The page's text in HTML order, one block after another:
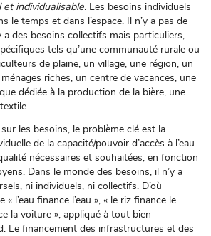
et individualisable. Les besoins individuels
le temps et dans l’espace. Il n’y a pas de
a des besoins collectifs mais particuliers,
tels qu’une communauté rurale ou
de plaine, un village, une région, un
riches, un centre de vacances, une
dédiée à la production de la bière, une
sur les besoins, le problème clé est la
de la capacité/pouvoir d’accès à l’eau
nécessaires et souhaitées, en fonction
Dans le monde des besoins, il n’y a
ni individuels, ni collectifs. D’où
l’eau finance l’eau », « le riz finance le
la voiture », appliqué à tout bien
Le financement des infrastructures et des